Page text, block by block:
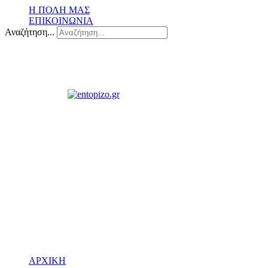
Η ΠΟΛΗ ΜΑΣ
ΕΠΙΚΟΙΝΩΝΙΑ
Αναζήτηση...
ΑΡΧΙΚΗ